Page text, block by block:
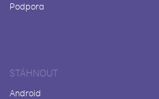
Podpora
STÁHNOUT
Android